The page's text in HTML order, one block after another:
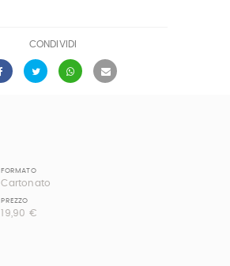
CONDIVIDI
FORMATO
Cartonato
PREZZO
19,90 €